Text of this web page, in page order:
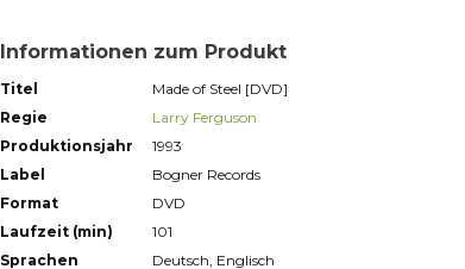
Informationen zum Produkt
Titel
Made of Steel [DVD]
Regie
Larry Ferguson
Produktionsjahr
1993
Label
Bogner Records
Format
DVD
Laufzeit (min)
101
Sprachen
Deutsch, Englisch